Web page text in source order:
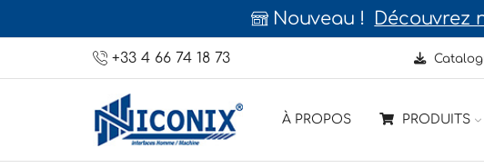
notre gamme de claviers mécaniques
+33 4 66 74 18 73
À PROPOS PRODUITS